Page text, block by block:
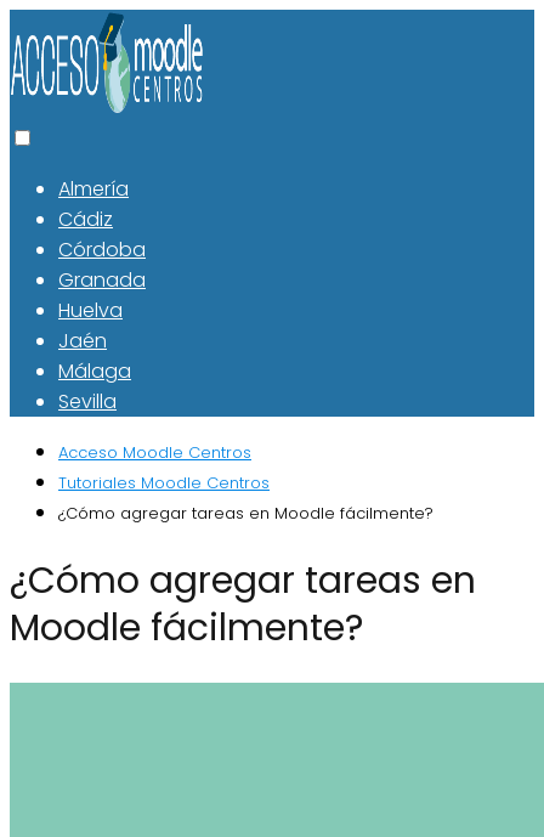
Almería
Cádiz
Córdoba
Granada
Huelva
Jaén
Málaga
Sevilla
Acceso Moodle Centros
Tutoriales Moodle Centros
¿Cómo agregar tareas en Moodle fácilmente?
¿Cómo agregar tareas en
Moodle fácilmente?